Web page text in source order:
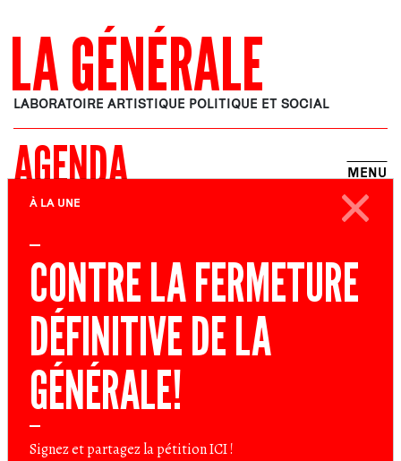
LA GÉNÉRALE
LABORATOIRE ARTISTIQUE POLITIQUE ET SOCIAL
AGENDA MENU
À MI-LIEU
MUSIQUE, ARTS PLASTIQUES
RÉSIDENCE DE TRAVAIL
À LA UNE
CONTRE LA FERMETURE
DÉFINITIVE DE LA
GÉNÉRALE!
Signez et partagez la pétitionICI!